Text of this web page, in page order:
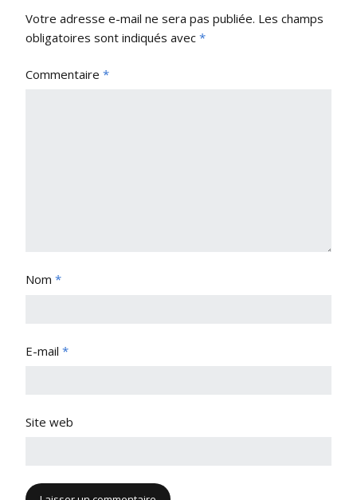
Votre adresse e-mail ne sera pas publiée. Les champs
obligatoires sont indiqués avec *
Commentaire *
Nom *
E-mail *
Site web